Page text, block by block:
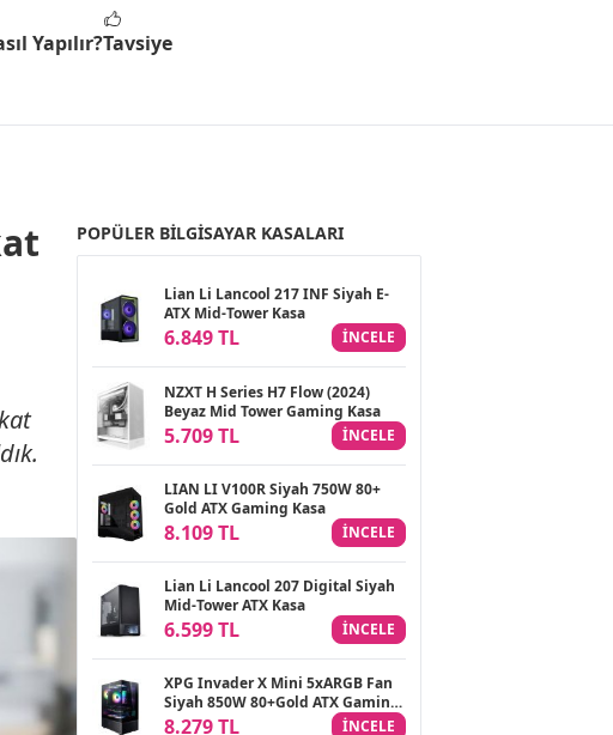
Yapılır?Tavsiye
POPÜLER BILGISAYAR KASALARI
Lian Li Lancool 217 INF Siyah E-
ATX Mid-Tower Kasa
6.849 TL INCELE
NZXT H Series H7 Flow (2024)
Beyaz Mid Tower Gaming Kasa
5.709 TL INCELE
LIAN LI V100R Siyah 750W 80+
Gold ATX Gaming Kasa
8.109 TL INCELE
Lian Li Lancool 207 Digital Siyah
Mid-Tower ATX Kasa
6.599 TL INCELE
XPG Invader X Mini 5xARGB Fan
Siyah 850W 80+Gold ATX Gaming
(Oyuncu) Kasa
8.279 TL INCELE